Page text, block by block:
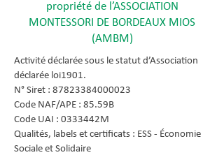
propriété de l’ASSOCIATION
MONTESSORI DE BORDEAUX MIOS
(AMBM)
Activité déclarée sous le statut d’Association
déclarée loi1901.
N° Siret : 87823384000023
Code NAF/APE : 85.59B
Code UAI : 0333442M
Qualités, labels et certificats : ESS - Économie
Sociale et Solidaire